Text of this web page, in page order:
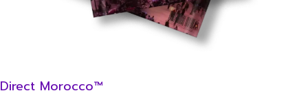
Direct Morocco™